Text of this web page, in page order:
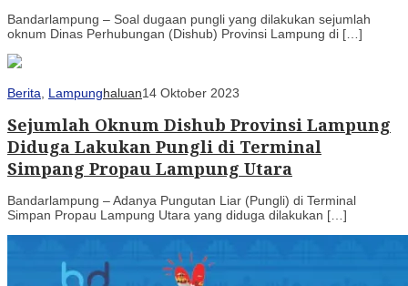
Bandarlampung – Soal dugaan pungli yang dilakukan sejumlah
oknum Dinas Perhubungan (Dishub) Provinsi Lampung di […]
Berita Lampunghaluan14 Oktober 2023
Sejumlah Oknum Dishub Provinsi Lampung
Diduga Lakukan Pungli di Terminal
Simpang Propau Lampung Utara
Bandarlampung – Adanya Pungutan Liar (Pungli) di Terminal
Simpan Propau Lampung Utara yang diduga dilakukan […]